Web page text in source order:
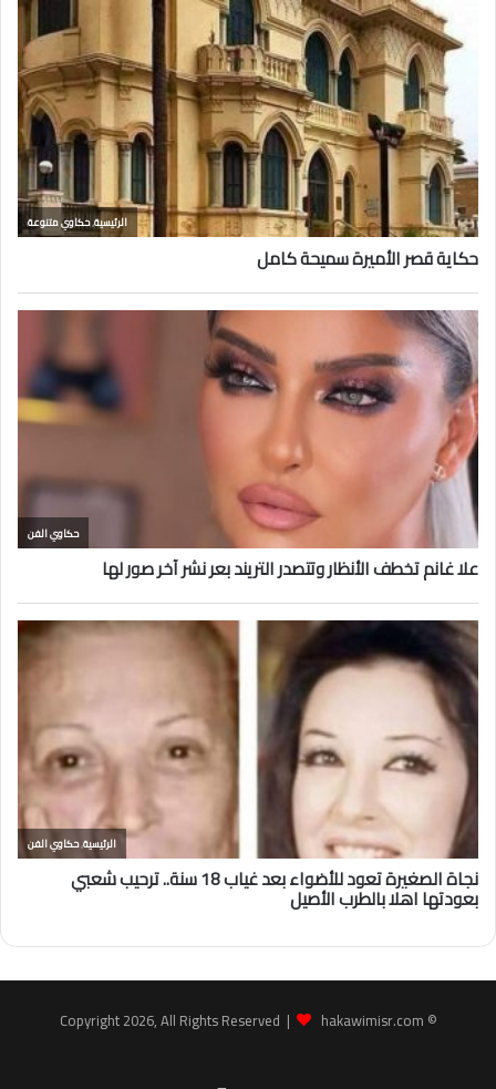
© Copyright 2026, All Rights Reserved |
hakawimisr.com